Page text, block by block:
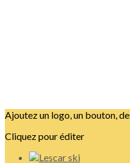
Ajoutez un logo, un bouton,
Cliquez pour éditer